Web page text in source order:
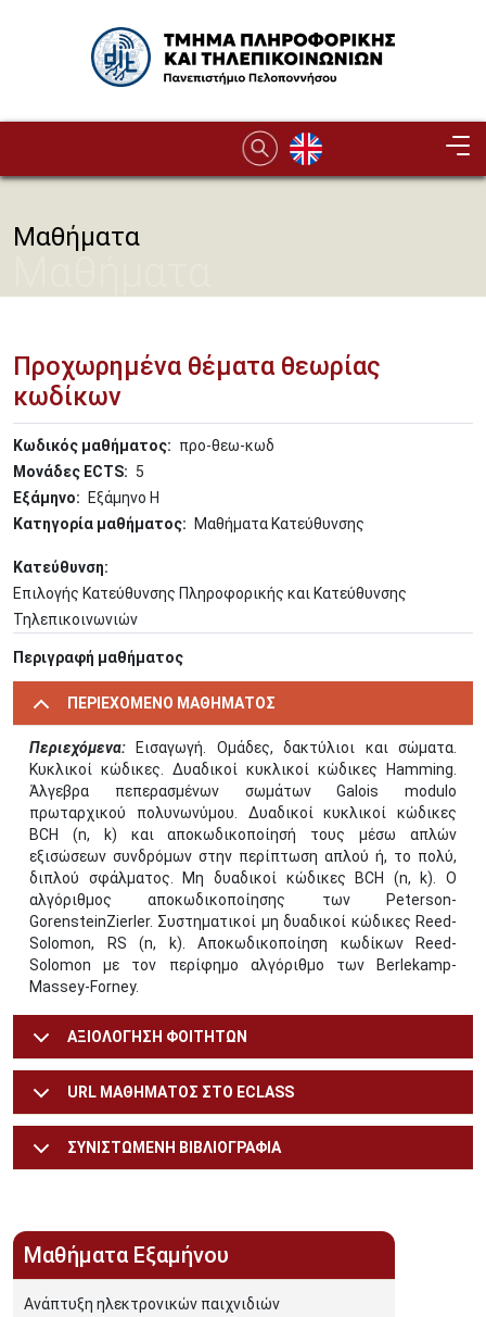
Image
Μαθήματα
Προχωρημένα θέματα θεωρίας
κωδίκων
Κωδικός μαθήματος
προ-θεω-κωδ
Μονάδες ECTS
5
Εξάμηνο
Εξάμηνο Η
Κατηγορία μαθήματος
Μαθήματα Κατεύθυνσης
Κατεύθυνση
Επιλογής Κατεύθυνσης Πληροφορικής και Κατεύθυνσης
Τηλεπικοινωνιών
Περιγραφή μαθήματος
ΠΕΡΙΕΧΟΜΕΝΟ ΜΑΘΗΜΑΤΟΣ
Περιεχόμενα: Εισαγωγή. Ομάδες, δακτύλιοι και σώματα.
Κυκλικοί κώδικες. Δυαδικοί κυκλικοί κώδικες Hamming.
Άλγεβρα πεπερασμένων σωμάτων Galois modulo
πρωταρχικού πολυνωνύμου. Δυαδικοί κυκλικοί κώδικες
BCH (n, k) και αποκωδικοποίησή τους μέσω απλών
εξισώσεων συνδρόμων στην περίπτωση απλού ή, το πολύ,
διπλού σφάλματος. Μη δυαδικοί κώδικες BCH (n, k). Ο
αλγόριθμος αποκωδικοποίησης των Peterson-
GorensteinZierler. Συστηματικοί μη δυαδικοί κώδικες Reed-
Solomon, RS (n, k). Αποκωδικοποίηση κωδίκων Reed-
Solomon με τον περίφημο αλγόριθμο των Berlekamp-
Massey-Forney.
ΑΞΙΟΛΟΓΗΣΗ ΦΟΙΤΗΤΩΝ
URL ΜΑΘΗΜΑΤΟΣ ΣΤΟ ECLASS
ΣΥΝΙΣΤΩΜΕΝΗ ΒΙΒΛΙΟΓΡΑΦΙΑ
Μαθήματα Εξαμήνου
Ανάπτυξη ηλεκτρονικών παιχνιδιών